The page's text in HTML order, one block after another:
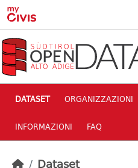
Skip to main content
DATASET ORGANIZZAZIONI
INFORMAZIONI FAQ
Dataset